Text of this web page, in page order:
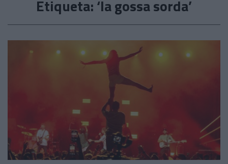
Etiqueta: ‘la gossa sorda’